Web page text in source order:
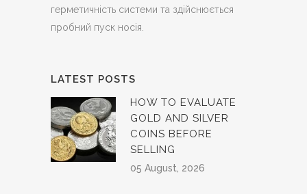
герметичність системи та здійснюється
пробний пуск носія.
LATEST POSTS
HOW TO EVALUATE
GOLD AND SILVER
COINS BEFORE
SELLING
05 August, 2026